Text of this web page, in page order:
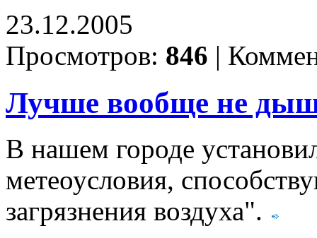
23.12.2005
Просмотров: 846 |
Лучше вообще не
В нашем городе
метеоусловия,
загрязнения воздуха".